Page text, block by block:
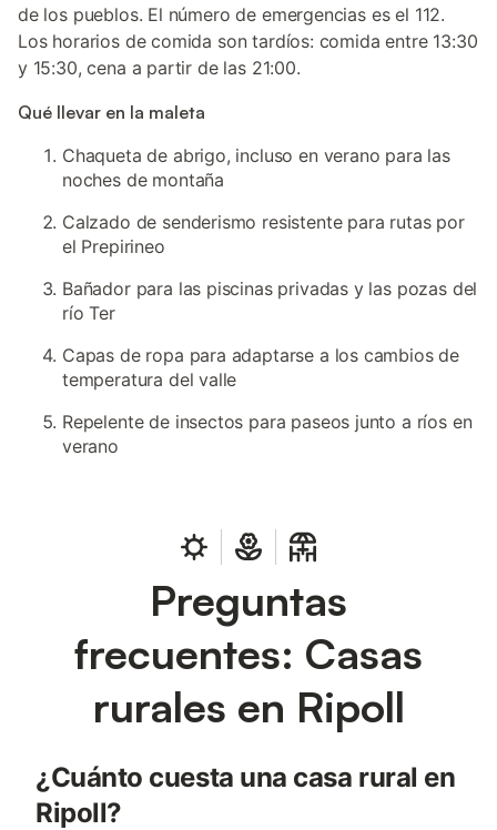
de los pueblos. El número de emergencias es el 112.
Los horarios de comida son tardíos: comida entre 13:30
y 15:30, cena a partir de las 21:00.
Qué llevar en la maleta
Chaqueta de abrigo, incluso en verano para las
noches de montaña
Calzado de senderismo resistente para rutas por
el Prepirineo
Bañador para las piscinas privadas y las pozas del
río Ter
Capas de ropa para adaptarse a los cambios de
temperatura del valle
Repelente de insectos para paseos junto a ríos en
verano
Preguntas
frecuentes: Casas
rurales en Ripoll
¿Cuánto cuesta una casa rural en
Ripoll?